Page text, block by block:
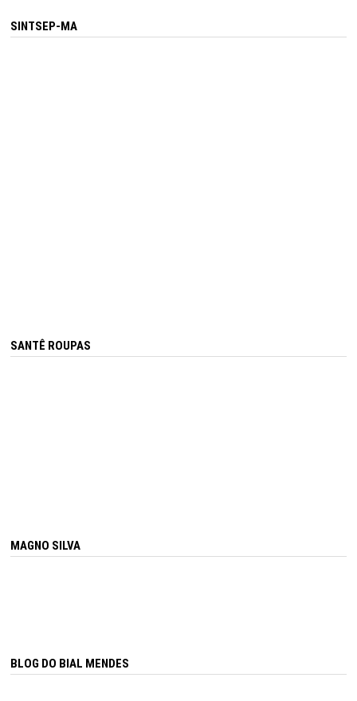
SINTSEP-MA
SANTÊ ROUPAS
MAGNO SILVA
BLOG DO BIAL MENDES